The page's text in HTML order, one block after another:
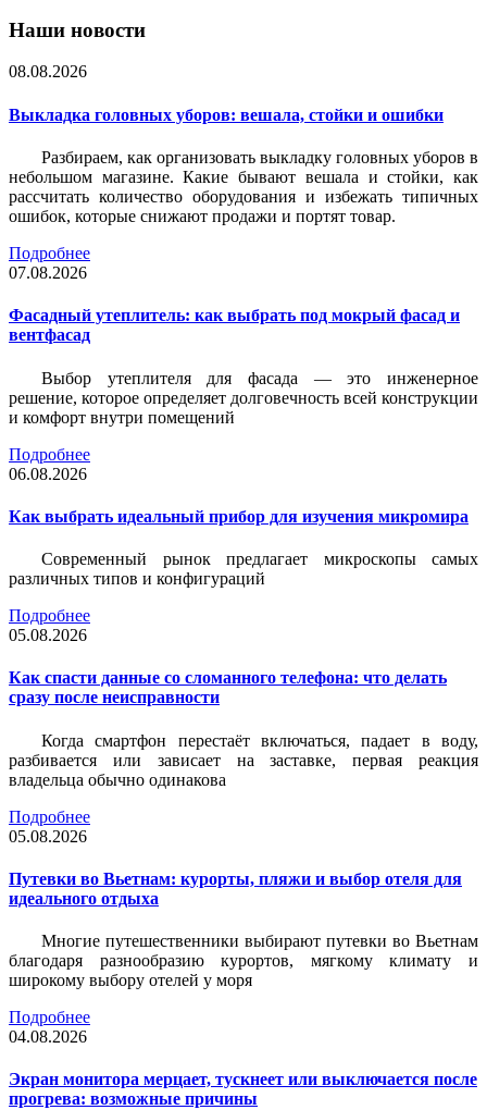
Наши новости
08.08.2026
Выкладка головных уборов: вешала, стойки и ошибки
Разбираем, как организовать выкладку головных уборов в
небольшом магазине. Какие бывают вешала и стойки, как
рассчитать количество оборудования и избежать типичных
ошибок, которые снижают продажи и портят товар.
Подробнее
07.08.2026
Фасадный утеплитель: как выбрать под мокрый фасад и
вентфасад
Выбор утеплителя для фасада — это инженерное
решение, которое определяет долговечность всей конструкции
и комфорт внутри помещений
Подробнее
06.08.2026
Как выбрать идеальный прибор для изучения микромира
Современный рынок предлагает микроскопы самых
различных типов и конфигураций
Подробнее
05.08.2026
Как спасти данные со сломанного телефона: что делать
сразу после неисправности
Когда смартфон перестаёт включаться, падает в воду,
разбивается или зависает на заставке, первая реакция
владельца обычно одинакова
Подробнее
05.08.2026
Путевки во Вьетнам: курорты, пляжи и выбор отеля для
идеального отдыха
Многие путешественники выбирают путевки во Вьетнам
благодаря разнообразию курортов, мягкому климату и
широкому выбору отелей у моря
Подробнее
04.08.2026
Экран монитора мерцает, тускнеет или выключается после
прогрева: возможные причины